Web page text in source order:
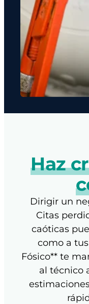
Haz
Dirigir un
Citas
caóticas
como a
Fósico** te
al técnico